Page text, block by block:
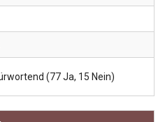
(77 Ja, 15 Nein)